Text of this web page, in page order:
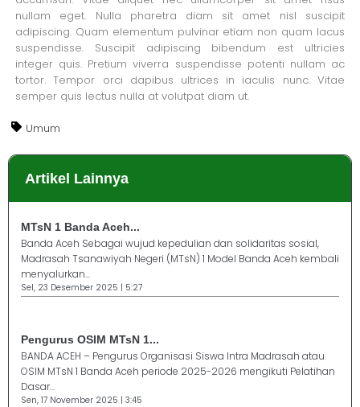
nullam eget. Nulla pharetra diam sit amet nisl suscipit
adipiscing. Quam elementum pulvinar etiam non quam lacus
suspendisse. Suscipit adipiscing bibendum est ultricies
integer quis. Pretium viverra suspendisse potenti nullam ac
tortor. Tempor orci dapibus ultrices in iaculis nunc. Vitae
semper quis lectus nulla at volutpat diam ut.
Umum
Artikel Lainnya
MTsN 1 Banda Aceh...
Banda Aceh Sebagai wujud kepedulian dan solidaritas sosial,
Madrasah Tsanawiyah Negeri (MTsN) 1 Model Banda Aceh kembali
menyalurkan...
Sel, 23 Desember 2025 | 5:27
Pengurus OSIM MTsN 1...
BANDA ACEH – Pengurus Organisasi Siswa Intra Madrasah atau
OSIM MTsN 1 Banda Aceh periode 2025-2026 mengikuti Pelatihan
Dasar...
Sen, 17 November 2025 | 3:45